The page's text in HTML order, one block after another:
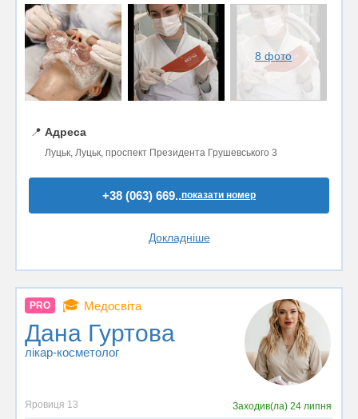
8 фото
📍 Адреса
Луцьк, Луцьк, проспект Президента Грушевського 3
+38 (063) 669..показати номер
Докладніше
PRO 🎓 Медосвіта
Дана Гуртова
лікар-косметолог
Яровиця 13 Заходив(ла) 24 липня